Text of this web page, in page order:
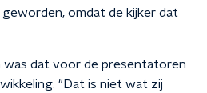
omdat de kijker dat
was dat voor de presentatoren
"Dat is niet wat zij